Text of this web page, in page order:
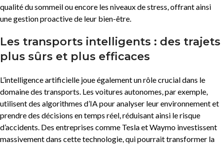
qualité du sommeil ou encore les niveaux de stress, offrant ainsi
une gestion proactive de leur bien-être.
Les transports intelligents : des trajets
plus sûrs et plus efficaces
L’intelligence artificielle joue également un rôle crucial dans le
domaine des transports. Les voitures autonomes, par exemple,
utilisent des algorithmes d’IA pour analyser leur environnement et
prendre des décisions en temps réel, réduisant ainsi le risque
d’accidents. Des entreprises comme Tesla et Waymo investissent
massivement dans cette technologie, qui pourrait transformer la